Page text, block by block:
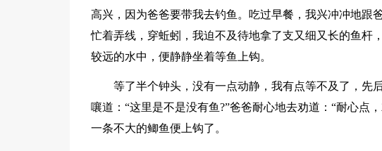
高兴，因为爸爸要带我去钓鱼。吃过早餐，我兴冲冲地跟
忙着弄线，穿蚯蚓，我迫不及待地拿了支又细又长的鱼杆
较远的水中，便静静坐着等鱼上钩。
等了半个钟头，没有一点动静，我有点等不及了，先
嚷道：“这里是不是没有鱼?”爸爸耐心地去劝道：“耐心点
一条不大的鲫鱼便上钩了。